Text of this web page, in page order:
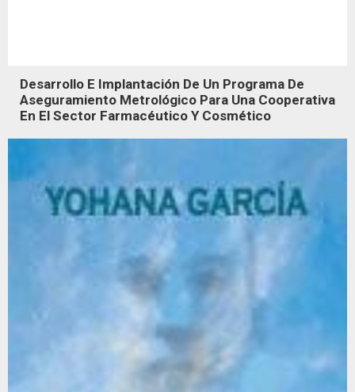
Desarrollo E Implantación De Un Programa De
Aseguramiento Metrológico Para Una Cooperativa
En El Sector Farmacéutico Y Cosmético